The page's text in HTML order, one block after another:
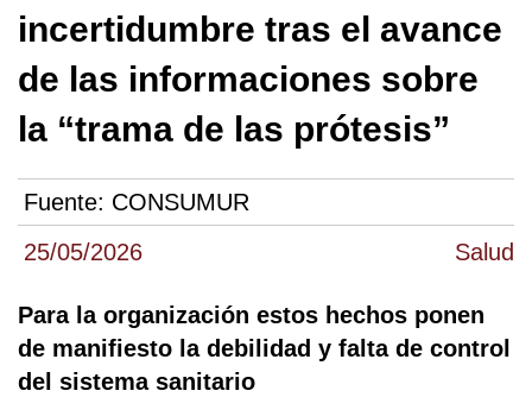
25/05/2026 Salud
incertidumbre tras el avance
de las informaciones sobre
la “trama de las prótesis”
Fuente: CONSUMUR
Para la organización estos hechos ponen
de manifiesto la debilidad y falta de control
del sistema sanitario